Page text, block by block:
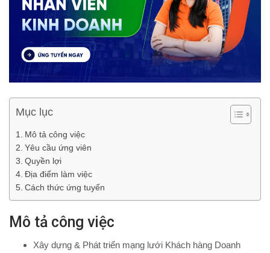
Mục lục
Mô tả công việc
Yêu cầu ứng viên
Quyền lợi
Địa điểm làm việc
Cách thức ứng tuyển
Mô tả công việc
Xây dựng & Phát triển mạng lưới Khách hàng Doanh